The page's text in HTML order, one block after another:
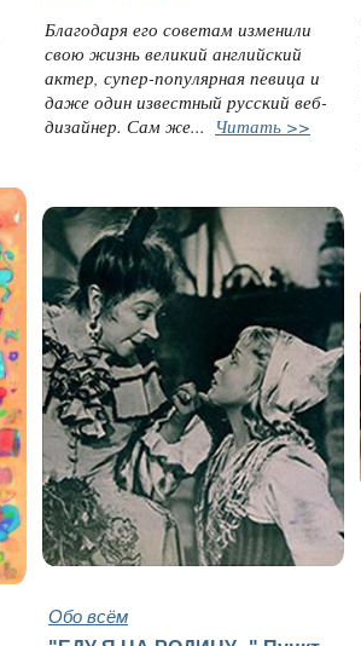
Благодаря его советам изменили
свою жизнь великий английский
актер, супер-популярная певица и
даже один известный русский веб-
дизайнер. Сам же... Читать >>
Обо всём